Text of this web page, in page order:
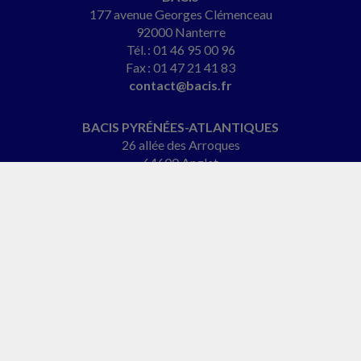
177 avenue Georges Clémenceau
92000 Nanterre
Tél. : 01 46 95 00 96
Fax : 01 47 21 41 83
contact@bacis.fr
BACIS PYRÉNÉES-ATLANTIQUES
26 allée des Arroques
64600 Anglet